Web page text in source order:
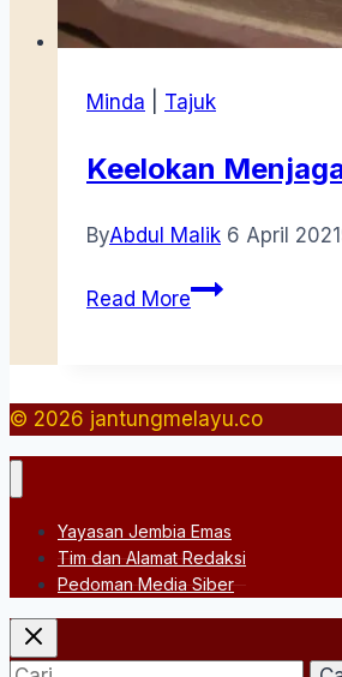
Minda Tajuk
Keelokan
ByAbdul Malik 6 April 2021
Read MoreKeelokan
© 2026 jantungmelayu.co
Yayasan Jembia Emas
Tim dan Alamat Redaksi
Pedoman Media Siber